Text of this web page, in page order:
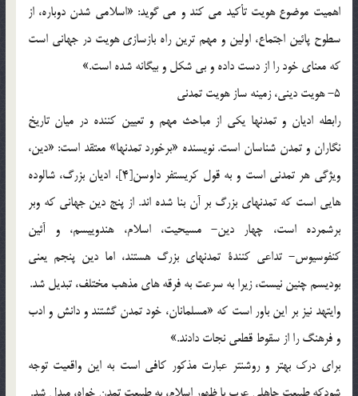
اهميت موضوع هويت تأکيد مي کند و مي گويد: «اسلامي شدن دوباره، از
سطوح پائين اجتماع، اولين و مهم ترين راه بازسازي هويت در جهاني است
که معناي خود را از دست داده و بي شکل و بيگانه شده است.»
5- هويت ديني، زمينه ساز هويت تمدني
رابطه اديان و تمدنها يکي از مباحث مهم و تعيين کننده در ميان تاريخ
نگاران و تمدن شناسان است. نويسنده «برخورد تمدنها» معتقد است: «دين،
ويژگي هر تمدني است و به قول کريستفر داوسن[4]، اديان بزرگ، شالوده
هايي است که تمدنهاي بزرگ بر آن بنا شده اند. از پنج دين جهاني که وبر
برشمرده است، چهار دين- مسيحيت، اسلام، هندوييسم، و آئين
کنفوسيوس- تداعي کنندة تمدنهاي بزرگ هستند، اما دين پنجم يعني
بوديسم چنين نيست، زيرا به سرعت به فرقه هاي مذهب مختلف، تبديل شد.
وايتهد نيز بر اين باور است که «مسلمانان، خود تمدن گشتند و دانش و ادب
و فرهنگ را از سقوط قطعي نجات دادند.»
براي درک بهتر و روشنتر عبارت مذکور کافي است به اين واقعيت توجه